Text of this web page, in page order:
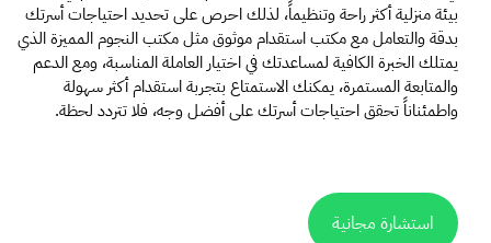
بيئة منزلية أكثر راحة وتنظيماً، لذلك احرص على تحديد احتياجات أسرتك
بدقة والتعامل مع مكتب استقدام موثوق مثل مكتب النجوم المميزة الذي
يمتلك الخبرة الكافية لمساعدتك في اختيار العاملة المناسبة، ومع الدعم
والمتابعة المستمرة، يمكنك الاستمتاع بتجربة استقدام أكثر سهولة
واطمئناناً تحقق احتياجات أسرتك على أفضل وجه، فلا تتردد لحظة.
استشارة مجانية